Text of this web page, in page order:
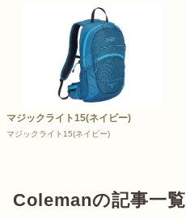
マジックライト15(ネイビー)
マジックライト15(ネイビー)
Colemanの記事一覧